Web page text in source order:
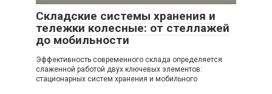
Складские системы хранения и
тележки колесные: от стеллажей
до мобильности
Эффективность современного склада определяется
слаженной работой двух ключевых элементов:
стационарных систем хранения и мобильного